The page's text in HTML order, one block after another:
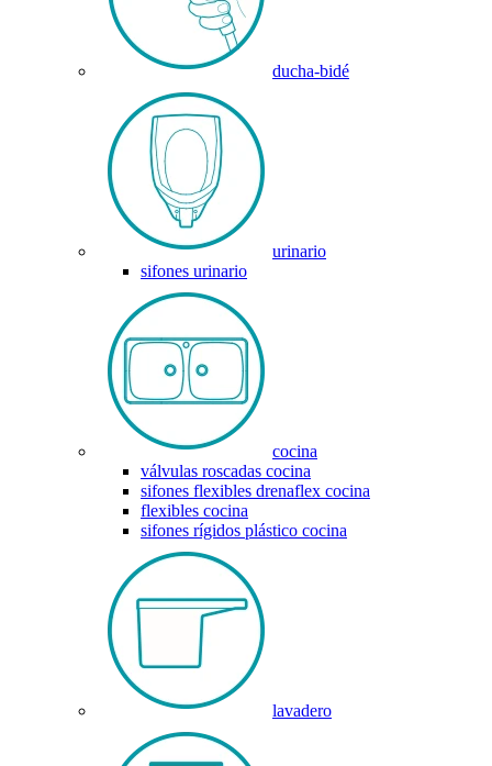
ducha-bidé
urinario
sifones urinario
cocina
válvulas roscadas cocina
sifones flexibles drenaflex cocina
flexibles cocina
sifones rígidos plástico cocina
lavadero